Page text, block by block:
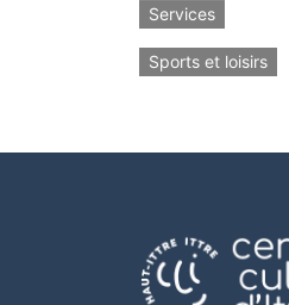
Services
Sports et loisirs